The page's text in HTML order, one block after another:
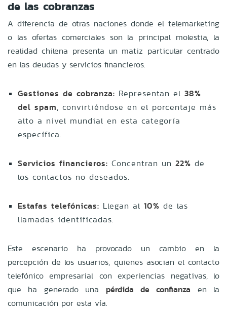
de las cobranzas
A diferencia de otras naciones donde el telemarketing
o las ofertas comerciales son la principal molestia, la
realidad chilena presenta un matiz particular centrado
en las deudas y servicios financieros.
Gestiones de cobranza: Representan el 38%
del spam, convirtiéndose en el porcentaje más
alto a nivel mundial en esta categoría
específica.
Servicios financieros: Concentran un 22% de
los contactos no deseados.
Estafas telefónicas: Llegan al 10% de las
llamadas identificadas.
Este escenario ha provocado un cambio en la
percepción de los usuarios, quienes asocian el contacto
telefónico empresarial con experiencias negativas, lo
que ha generado una pérdida de confianza en la
comunicación por esta vía.